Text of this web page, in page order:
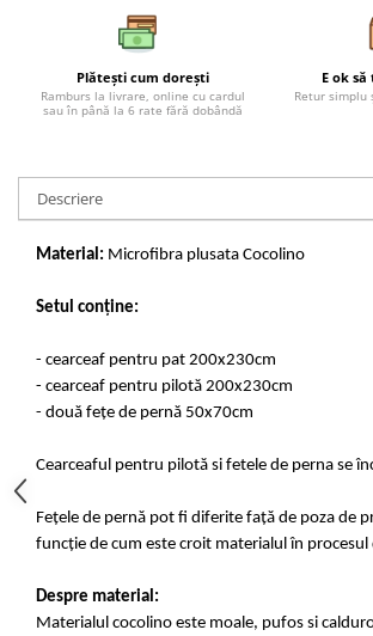
Lenjerii Jacquard
Lenjerii Creponate
Set Lenjerie + Draperii Pat Dublu
Plătești cum dorești
Ramburs la livrare, online cu cardul
sau în până la 6 rate fără dobândă
E ok
Retur simplu
Descriere
Material: Microfibra plusata Cocolino
Setul conține:
- cearceaf pentru pat 200x230cm
- cearceaf pentru pilotă 200x230cm
- două fețe de pernă 50x70cm
Cearceaful pentru pilotă si fetele de perna se
Fețele de pernă pot fi diferite față de poza de
funcție de cum este croit materialul în
Despre material:
Materialul cocolino este moale, pufos si